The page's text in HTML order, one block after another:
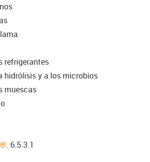
refrigerantes
hidrólisis y a los microbios
muescas
6.5.3.1